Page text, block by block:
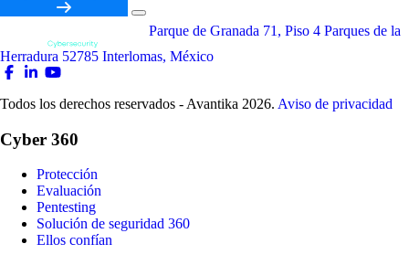
Parque de Granada 71, Piso 4 Parques de la
Herradura 52785 Interlomas, México
Todos los derechos reservados - Avantika 2026. Aviso de privacidad
Cyber 360
Protección
Evaluación
Pentesting
Solución de seguridad 360
Ellos confían